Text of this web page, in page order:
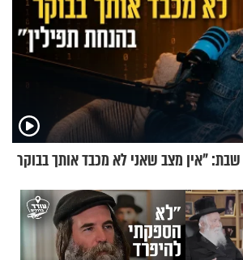
שבת: "אין מצב שאני לא מכבד אותך בבוקר